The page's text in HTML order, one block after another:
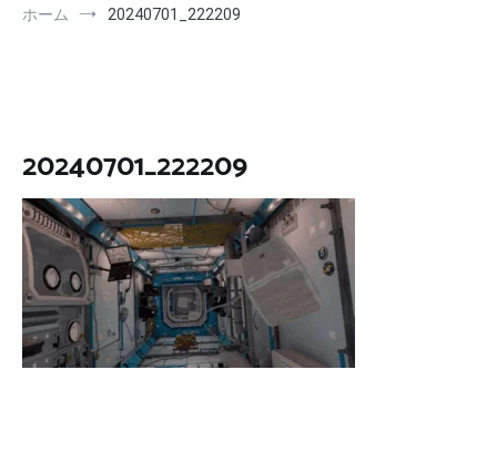
ホーム 20240701_222209
20240701_222209